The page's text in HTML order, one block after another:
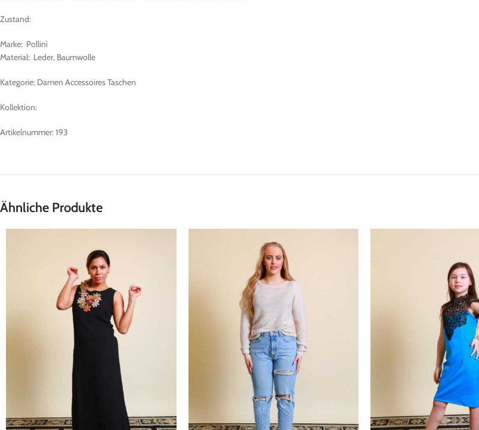
Zustand:
Marke: Pollini
Material: Leder, Baumwolle
Kategorie: Damen Accessoires Taschen
Kollektion:
Artikelnummer: 193
Ähnliche Produkte